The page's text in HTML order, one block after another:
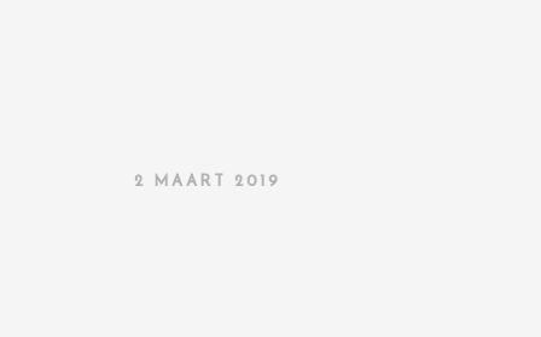
2 MAART 2019